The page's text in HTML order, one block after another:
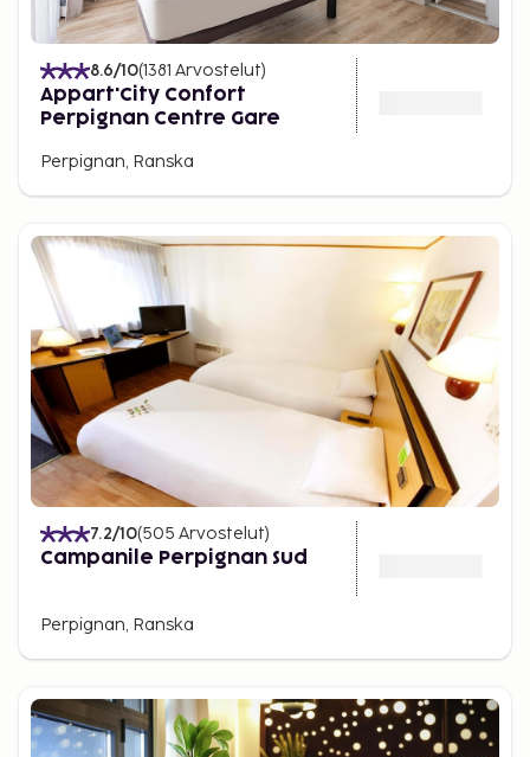
8.6/10(1381 Arvostelut)
Appart'City Confort
Perpignan Centre Gare
Perpignan, Ranska
7.2/10(505 Arvostelut)
Campanile Perpignan Sud
Perpignan, Ranska